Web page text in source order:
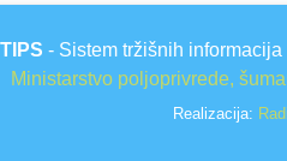
- Sistem tržišnih
Ministarstvo poljoprivrede,
Realizacija: